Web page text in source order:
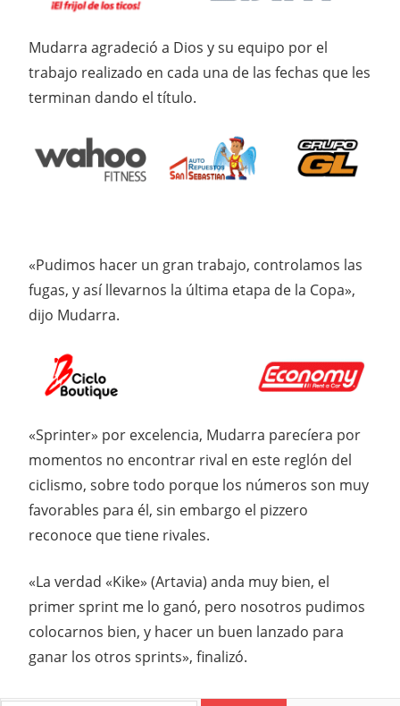
Mudarra agradeció a Dios y su equipo por el
trabajo realizado en cada una de las fechas que les
terminan dando el título.
«Pudimos hacer un gran trabajo, controlamos las
fugas, y así llevarnos la última etapa de la Copa»,
dijo Mudarra.
«Sprinter» por excelencia, Mudarra parecíera por
momentos no encontrar rival en este reglón del
ciclismo, sobre todo porque los números son muy
favorables para él, sin embargo el pizzero
reconoce que tiene rivales.
«La verdad «Kike» (Artavia) anda muy bien, el
primer sprint me lo ganó, pero nosotros pudimos
colocarnos bien, y hacer un buen lanzado para
ganar los otros sprints», finalizó.